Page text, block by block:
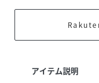
アイテム説明